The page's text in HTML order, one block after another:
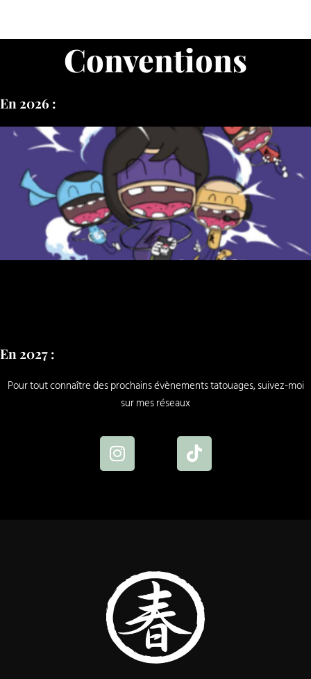
Conventions
En 2026 :
En 2027 :
Pour tout connaître des prochains évènements tatouages, suivez-moi
sur mes réseaux